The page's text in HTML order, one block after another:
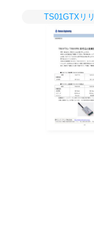
TS01GTXリ